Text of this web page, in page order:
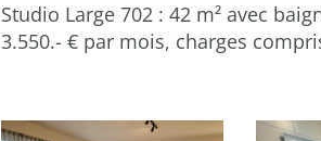
Studio Large 702 : 42 m² avec
3.550.- € par mois, charges